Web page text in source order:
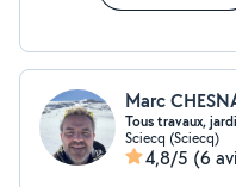
et de tranquillité
intervenants a
Marc
Tous travaux,
Sciecq (Sciecq)
4,8/5 (6